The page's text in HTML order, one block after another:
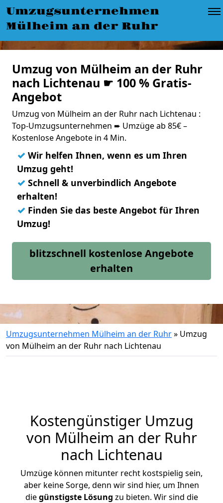
Umzugsunternehmen
Mülheim an der Ruhr
Umzug von Mülheim an der Ruhr
nach Lichtenau ☛ 100 % Gratis-
Angebot
Umzug von Mülheim an der Ruhr nach Lichtenau :
Top-Umzugsunternehmen ➨ Umzüge ab 85€ –
Kostenlose Angebote in 4 Min.
✓ Wir helfen Ihnen, wenn es um Ihren
Umzug geht!
✓ Schnell & unverbindlich Angebote
erhalten!
✓ Finden Sie das beste Angebot für Ihren
Umzug!
blitzschnell kostenlose Angebote
erhalten
Umzugsunternehmen Mülheim an der Ruhr» Umzug
von Mülheim an der Ruhr nach Lichtenau
Kostengünstiger Umzug
von Mülheim an der Ruhr
nach Lichtenau
Umzüge können mitunter recht kostspielig sein,
aber keine Sorge, denn wir sind hier, um Ihnen
diegünstigste Lösung zu bieten. Wir sind die